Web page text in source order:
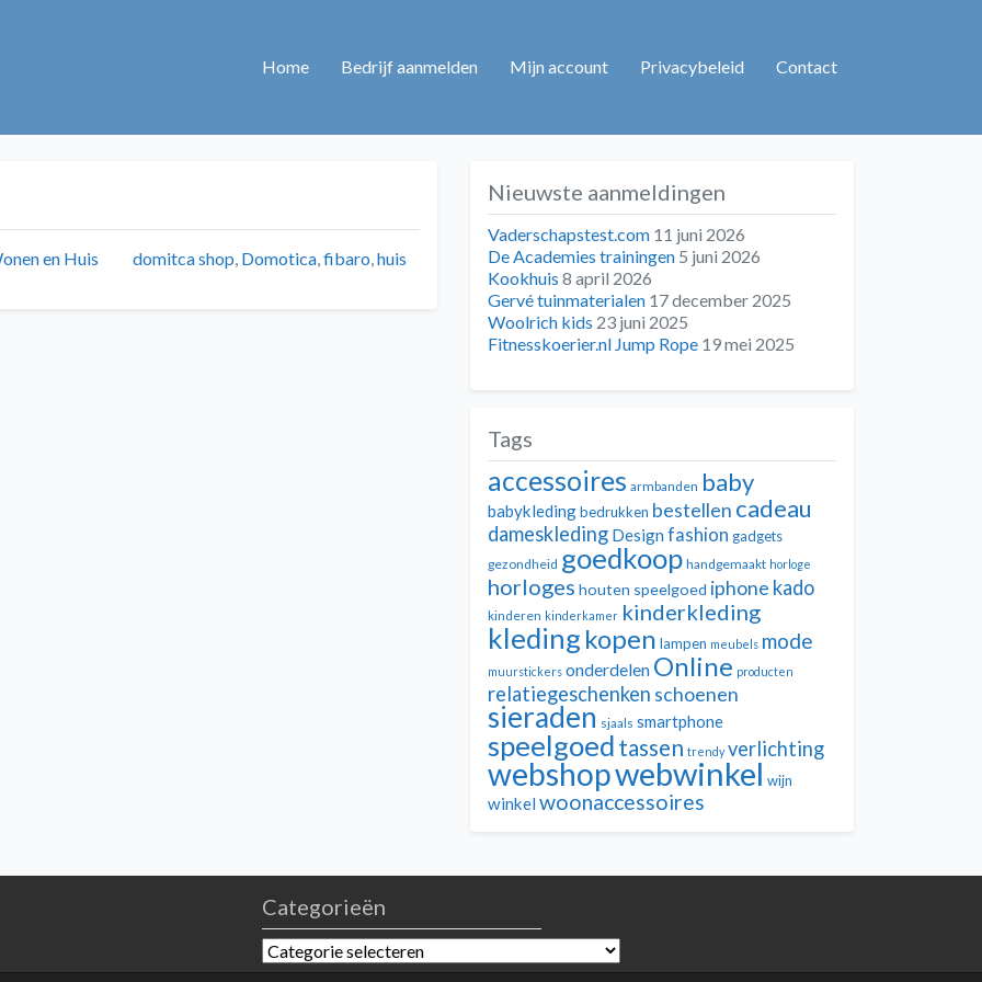
Home Bedrijf aanmelden Mijn account Privacybeleid Contact
en Huis Tags
domitca shop Domotica fibaro huis
Nieuwste aanmeldingen
Vaderschapstest.com 11 juni 2026
De Academies trainingen 5 juni 2026
Kookhuis 8 april 2026
Gervé tuinmaterialen 17 december 2025
Woolrich kids 23 juni 2025
Fitnesskoerier.nl Jump Rope 19 mei 2025
Tags
accessoires armbanden baby
babykledingbedrukken bestellen cadeau
dameskleding Design fashion gadgets
gezondheid goedkoop handgemaakt horloge
horloges houten speelgoed iphone kado
kinderen kinderkamer kinderkleding
kleding kopen lampen meubels mode
muurstickers onderdelen Online producten
relatiegeschenken schoenen
sieraden sjaals smartphone
speelgoed tassen trendy verlichting
webshopwebwinkel wijn
winkelwoonaccessoires
Categorieën
Categorieën